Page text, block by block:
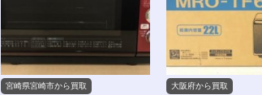
宮崎県宮崎市から買取 大阪府から買取